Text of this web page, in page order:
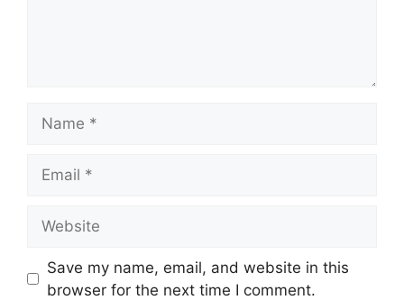
Save my name, email, and website in this
browser for the next time I comment.